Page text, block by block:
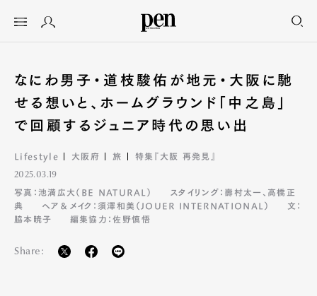
なにわ男子・道枝駿佑が地元・大阪に馳
せる想いと、ホームグラウンド「中之島」
で回顧するジュニア時代の思い出
Lifestyle 大阪府 旅 特集『大阪 再発見』
2025.03.19
写真：池満広大（BE NATURAL）
スタイリング：壽村太一、高橋正
典
ヘア＆メイク：須澤和美（JOUER INTERNATIONAL）
文：
脇本暁子
編集協力：佐野慎悟
Share: